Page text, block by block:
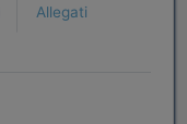
Allegati